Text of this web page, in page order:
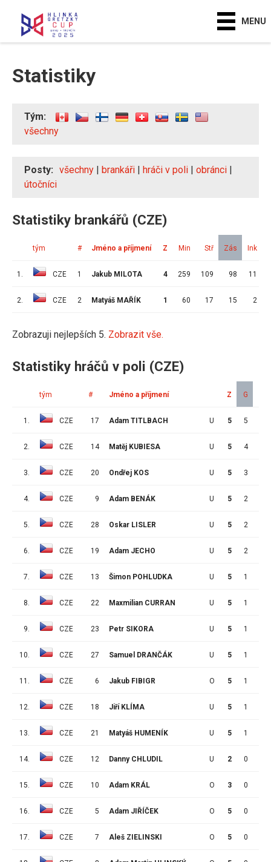
MENU
Statistiky
Tým:
všechny
Posty: všechny | brankáři | hráči v poli | obránci |
útočníci
Statistiky brankářů (CZE)
tým # Jméno a příjmení Z Min Stř Zás Ink
1. CZE 1 Jakub MILOTA 4 259 109 98 11
2. CZE 2 Matyáš MAŘÍK 1 60 17 15 2
Zobrazuji nejlepších 5. Zobrazit vše.
Statistiky hráčů v poli (CZE)
tým # Jméno a příjmení Z G
1. CZE 17 Adam TITLBACH U 5 5
2. CZE 14 Matěj KUBIESA U 5 4
3. CZE 20 Ondřej KOS U 5 3
4. CZE 9 Adam BENÁK U 5 2
5. CZE 28 Oskar LISLER U 5 2
6. CZE 19 Adam JECHO U 5 2
7. CZE 13 Šimon POHLUDKA U 5 1
8. CZE 22 Maxmilian CURRAN U 5 1
9. CZE 23 Petr SIKORA U 5 1
10. CZE 27 Samuel DRANČÁK U 5 1
11. CZE 6 Jakub FIBIGR O 5 1
12. CZE 18 Jiří KLÍMA U 5 1
13. CZE 21 Matyáš HUMENÍK U 5 1
14. CZE 12 Danny CHLUDIL U 2 0
15. CZE 10 Adam KRÁL O 3 0
16. CZE 5 Adam JIŘÍČEK O 5 0
17. CZE 7 Aleš ZIELINSKI O 5 0